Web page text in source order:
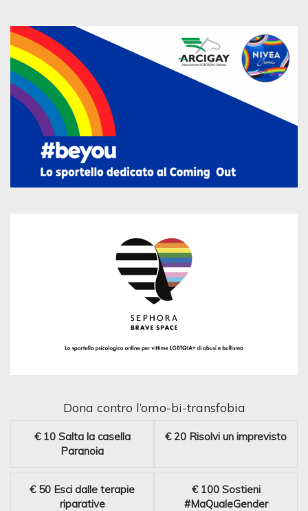
Dona contro l’omo-bi-transfobia
€ 10 Salta la casella
Paranoia
€ 20 Risolvi un imprevisto
€ 50 Esci dalle terapie
riparative
€ 100 Sostieni
#MaQualeGender